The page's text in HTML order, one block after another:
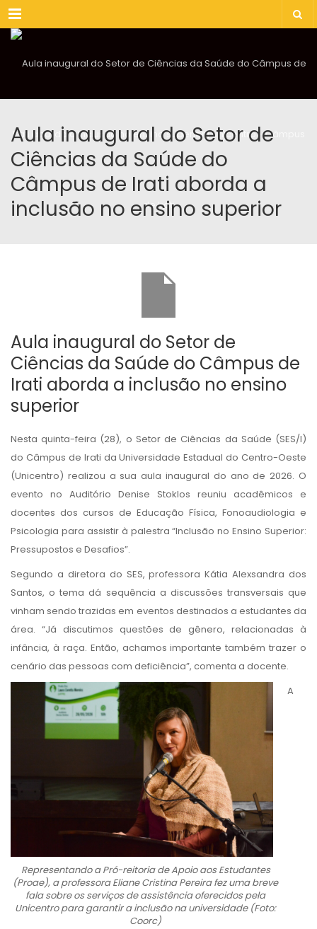
Menu
Aula inaugural do Setor de
Ciências da Saúde do
Câmpus de Irati aborda a
inclusão no ensino superior
Aula inaugural do Setor de
Ciências da Saúde do Câmpus de
Irati aborda a inclusão no ensino
superior
Nesta quinta-feira (28), o Setor de Ciências da Saúde (SES/I)
do Câmpus de Irati da Universidade Estadual do Centro-Oeste
(Unicentro) realizou a sua aula inaugural do ano de 2026. O
evento no Auditório Denise Stoklos reuniu acadêmicos e
docentes dos cursos de Educação Física, Fonoaudiologia e
Psicologia para assistir à palestra “Inclusão no Ensino Superior:
Pressupostos e Desafios”.
Segundo a diretora do SES, professora Kátia Alexsandra dos
Santos, o tema dá sequência a discussões transversais que
vinham sendo trazidas em eventos destinados a estudantes da
área. “Já discutimos questões de gênero, relacionadas à
infância, à raça. Então, achamos importante também trazer o
cenário das pessoas com deficiência”, comenta a docente.
Representando a Pró-reitoria de Apoio aos Estudantes
(Proae), a professora Eliane Cristina Pereira fez uma breve
fala sobre os serviços de assistência oferecidos pela
Unicentro para garantir a inclusão na universidade (Foto:
Coorc)
A